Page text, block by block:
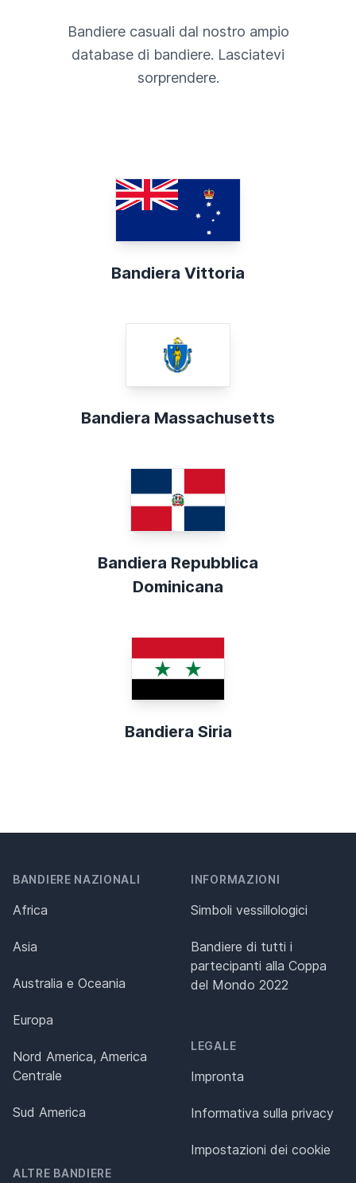
Bandiere casuali dal nostro ampio
database di bandiere. Lasciatevi
sorprendere.
Bandiera Vittoria
Bandiera Massachusetts
Bandiera Repubblica
Dominicana
Bandiera Siria
BANDIERE NAZIONALI
Africa
Asia
Australia e Oceania
Europa
Nord America, America
Centrale
Sud America
ALTRE BANDIERE
INFORMAZIONI
Simboli vessillologici
Bandiere di tutti i
partecipanti alla Coppa
del Mondo 2022
LEGALE
Impronta
Informativa sulla privacy
Impostazioni dei cookie